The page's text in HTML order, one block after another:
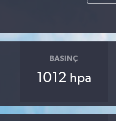
BASINÇ
1012 hpa